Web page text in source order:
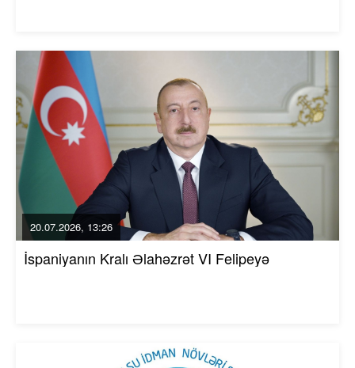
20.07.2026, 13:26
İspaniyanın Kralı Əlahəzrət VI Felipeyə